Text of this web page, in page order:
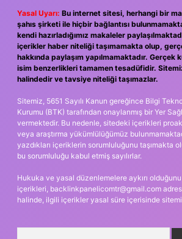
Yasal Uyarı: Bu internet sitesi, herhangi bir
şahıs şirketi ile hiçbir bağlantısı
kendi hazırladığımız makaleler
içerikler haber niteliği taşımamakta olup,
hakkında paylaşım yapılmamaktadır. Gerçek
isim benzerlikleri tamamen tesadüfidir.
halindedir ve tavsiye niteliği taşımazlar.
Sitemiz, 5651 Sayılı Kanun gereğince Bilgi
Kurumu (BTK) tarafından onaylanmış bir Yer
vermektedir. Bu nedenle, sitedeki içerikleri
veya araştırma yükümlülüğümüz
yazdıkları içeriklerin sorumluluğunu taşımakta
bu sorumluluğu kabul etmiş sayılırlar.
Hukuka ve yasal düzenlemelere aykırı
içerikleri, backlinkpanelicomtr@gmail.com
halinde, ilgili içerikler yasal süre içerisinde